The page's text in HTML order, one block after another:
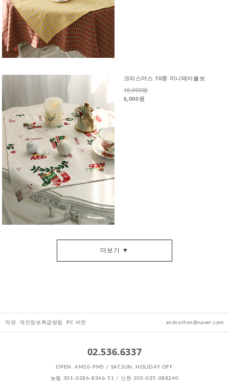
크리스마스 10종 미니테이블보
10,000원
6,000원
더보기 ▼
약관 개인정보취급방침 PC 버전 andcotton@naver.com
02.536.6337
OPEN. AM10-PM5 / SAT,SUN, HOLIDAY OFF
농협 301-0286-8346-51 / 신한 100-035-088240